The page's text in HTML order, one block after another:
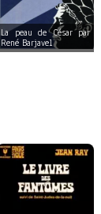
La peau de César par
René Barjavel